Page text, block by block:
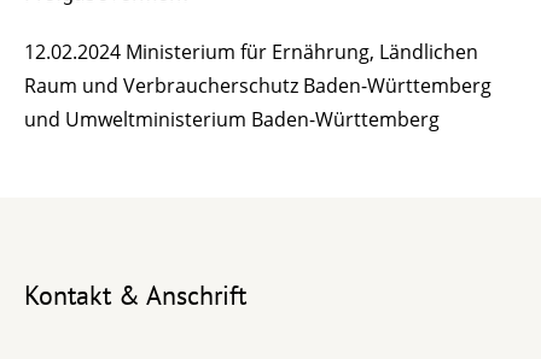
12.02.2024 Ministerium für Ernährung, Ländlichen
Raum und Verbraucherschutz Baden-Württemberg
und Umweltministerium Baden-Württemberg
Kontakt & Anschrift